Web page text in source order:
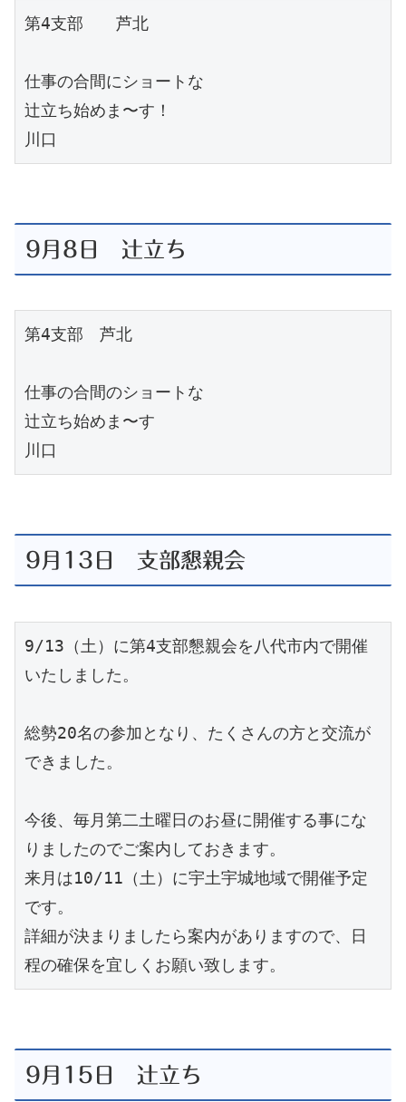
第4支部　　芦北
仕事の合間にショートな
辻立ち始めま〜す！
川口
9月8日 辻立ち
第4支部　芦北
仕事の合間のショートな
辻立ち始めま〜す
川口
9月13日 支部懇親会
9/13（土）に第4支部懇親会を八代市内で開催
いたしました。
総勢20名の参加となり、たくさんの方と交流が
できました。
今後、毎月第二土曜日のお昼に開催する事にな
りましたのでご案内しておきます。
来月は10/11（土）に宇土宇城地域で開催予定
です。
詳細が決まりましたら案内がありますので、日
程の確保を宜しくお願い致します。
9月15日 辻立ち